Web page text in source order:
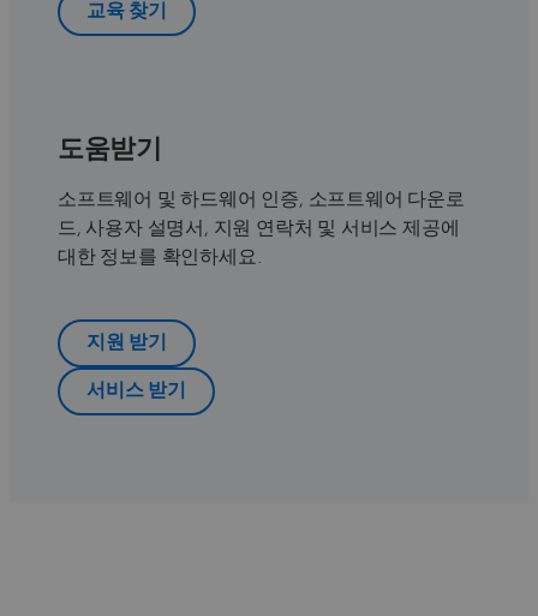
교육 찾기
도움받기
소프트웨어 및 하드웨어 인증, 소프트웨어 다운로
드, 사용자 설명서, 지원 연락처 및 서비스 제공에
대한 정보를 확인하세요.
지원 받기
서비스 받기